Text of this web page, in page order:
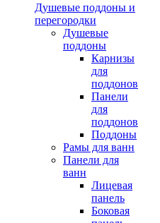
Душевые поддоны и
перегородки
Душевые
поддоны
Карнизы
для
поддонов
Панели
для
поддонов
Поддоны
Рамы для ванн
Панели для
ванн
Лицевая
панель
Боковая